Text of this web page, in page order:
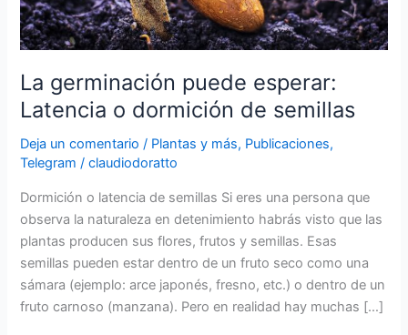
La germinación puede esperar:
Latencia o dormición de semillas
Deja un comentario / Plantas y más, Publicaciones,
Telegram /claudiodoratto
Dormición o latencia de semillas Si eres una persona que
observa la naturaleza en detenimiento habrás visto que las
plantas producen sus flores, frutos y semillas. Esas
semillas pueden estar dentro de un fruto seco como una
sámara (ejemplo: arce japonés, fresno, etc.) o dentro de un
fruto carnoso (manzana). Pero en realidad hay muchas […]